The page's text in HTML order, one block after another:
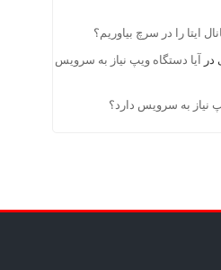
ایتا را در سرچ بیاوریم؟
در
آیا دستگاه ویپ نیاز به سرویس
نیاز به سرویس دارد؟